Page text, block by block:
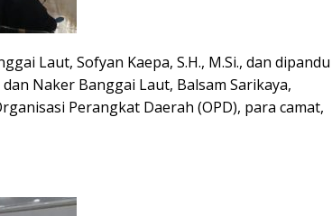
Laut, Sofyan Kaepa, S.H., M.Si., dan dipandu
Naker Banggai Laut, Balsam Sarikaya,
Perangkat Daerah (OPD), para camat,